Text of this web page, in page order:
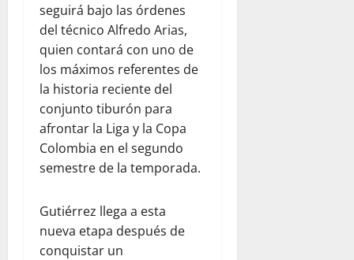
seguirá bajo las órdenes
del técnico Alfredo Arias,
quien contará con uno de
los máximos referentes de
la historia reciente del
conjunto tiburón para
afrontar la Liga y la Copa
Colombia en el segundo
semestre de la temporada.
Gutiérrez llega a esta
nueva etapa después de
conquistar un